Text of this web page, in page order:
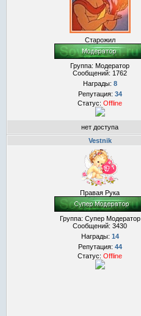
Старожил
Группа: Модератор
Сообщений: 1762
Награды: 8
Репутация: 34
Статус: Offline
нет доступа
Vestnik
Правая Рука
Группа: Супер Модератор
Сообщений: 3430
Награды: 14
Репутация: 44
Статус: Offline